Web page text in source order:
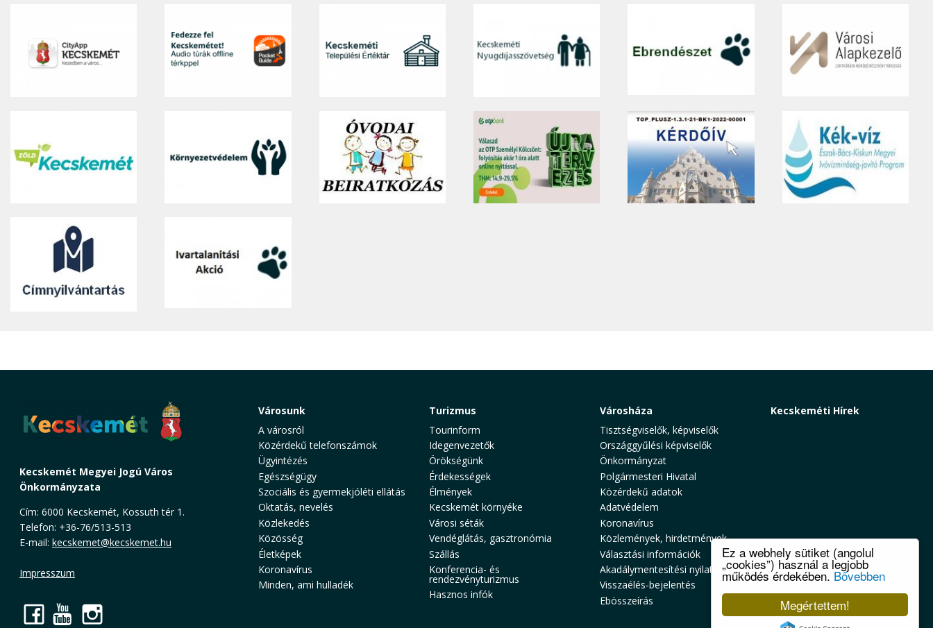
Megértettem!
Ez a webhely sütiket (angolul
„cookies”) használ a legjobb
működés érdekében. Bővebben
Kecskemét Megyei Jogú Város
Önkormányzata
Cím: 6000 Kecskemét, Kossuth tér 1.
Telefon: +36-76/513-513
E-mail: kecskemet@kecskemet.hu
Impresszum
Facebook
YouTube
Városunk
A városról
Közérdekű telefonszámok
Ügyintézés
Egészségügy
Szociális és gyermekjóléti ellátás
Oktatás, nevelés
Közlekedés
Közösség
Életképek
Koronavírus
Minden, ami hulladék
Turizmus
Tourinform
Idegenvezetők
Örökségünk
Érdekességek
Élmények
Kecskemét környéke
Városi séták
Vendéglátás, gasztronómia
Szállás
Konferencia- és
rendezvényturizmus
Hasznos infók
Városháza
Tisztségviselők, képviselők
Országgyűlési képviselők
Önkormányzat
Polgármesteri Hivatal
Közérdekű adatok
Adatvédelem
Koronavírus
Közlemények, hirdetmények
Választási információk
Akadálymentesítési nyilatkozat
Visszaélés-bejelentés
Ebösszeírás
Kecskeméti Hírek